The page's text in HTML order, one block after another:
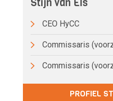
CEO HyCC
Commissaris
Commissaris
PROFIEL